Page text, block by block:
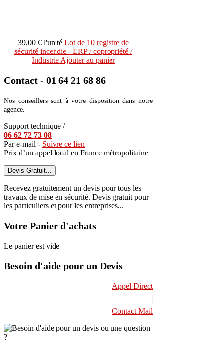
39,00 € l'unité Lot de 10 registre de
sécurité incendie - ERP / copropriété /
IndustrieAjouter au panier
Contact - 01 64 21 68 86
Nos conseillers sont à votre disposition dans notre
agence.
Support technique /
06 62 72 73 08
Par e-mail - Suivre ce lien
Prix d’un appel local en France métropolitaine
Devis Gratuit...
Recevez gratuitement un devis pour tous les
travaux de mise en sécurité. Devis gratuit pour
les particuliers et pour les entreprises...
Votre Panier d'achats
Le panier est vide
Besoin d'aide pour un Devis
Appel Direct
Contact Mail